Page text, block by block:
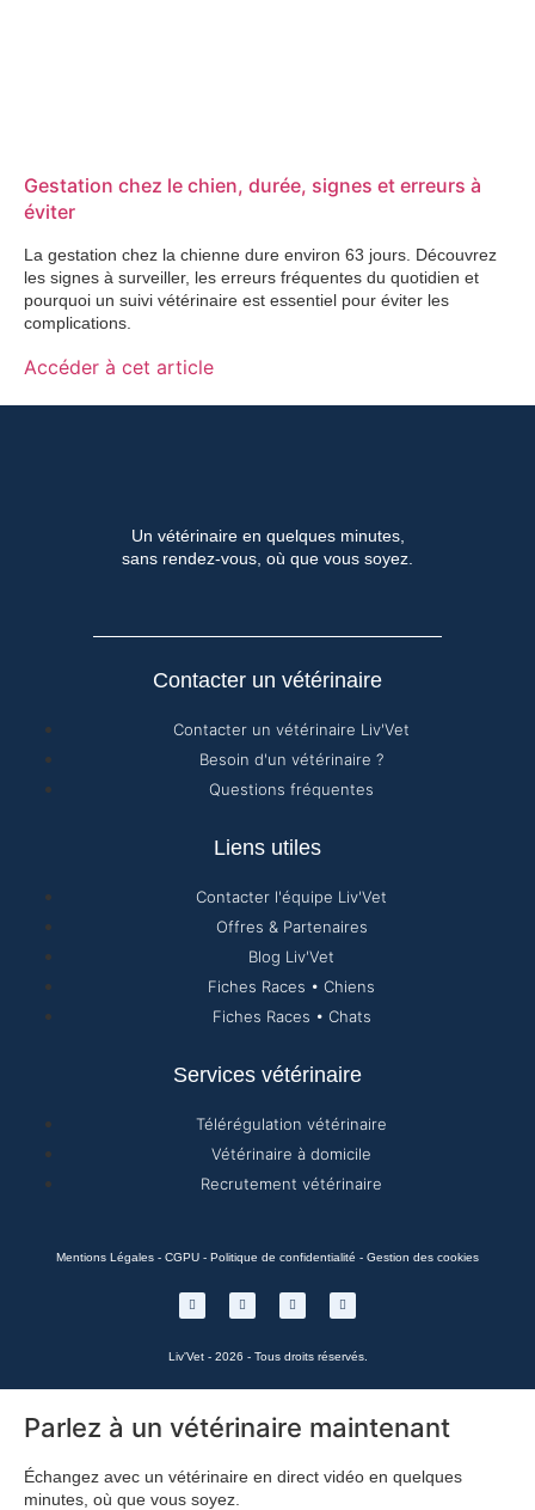
Gestation chez le chien, durée, signes et erreurs à
éviter
La gestation chez la chienne dure environ 63 jours. Découvrez
les signes à surveiller, les erreurs fréquentes du quotidien et
pourquoi un suivi vétérinaire est essentiel pour éviter les
complications.
Accéder à cet article
Un vétérinaire en quelques minutes,
sans rendez-vous, où que vous soyez.
Contacter un vétérinaire
Contacter un vétérinaire Liv'Vet
Besoin d'un vétérinaire ?
Questions fréquentes
Liens utiles
Contacter l'équipe Liv'Vet
Offres & Partenaires
Blog Liv'Vet
Fiches Races • Chiens
Fiches Races • Chats
Services vétérinaire
Télérégulation vétérinaire
Vétérinaire à domicile
Recrutement vétérinaire
Mentions Légales - CGPU - Politique de confidentialité - Gestion des cookies
Liv'Vet - 2026 - Tous droits réservés.
Parlez à un vétérinaire maintenant
Échangez avec un vétérinaire en direct vidéo en quelques
minutes, où que vous soyez.